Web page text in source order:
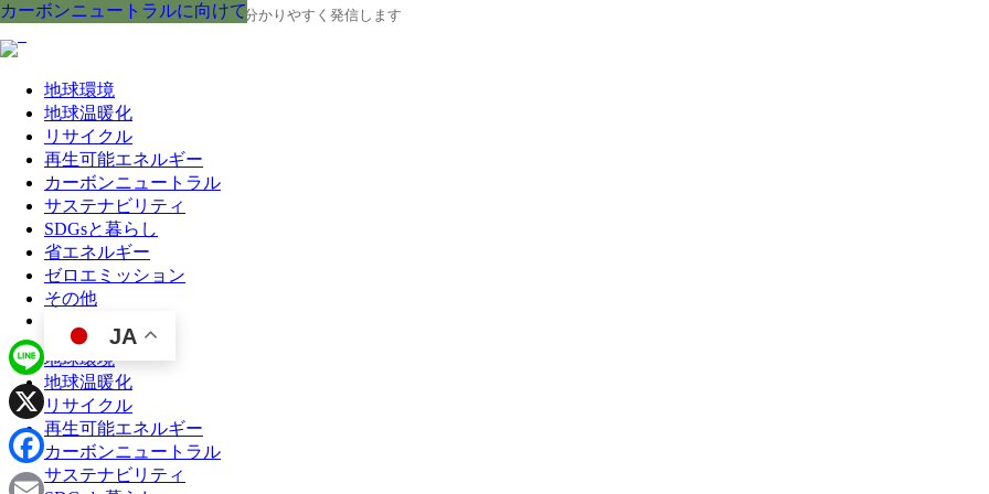
地球の今と未来に役立つ環境情報を、分かりやすく発信します
地球環境
地球温暖化
リサイクル
再生可能エネルギー
カーボンニュートラル
サステナビリティ
SDGsと暮らし
省エネルギー
ゼロエミッション
その他
JA
地球環境
地球温暖化
リサイクル
再生可能エネルギー
カーボンニュートラル
サステナビリティ
カーボンニュートラルに向けて
カーボンニュートラルに向けて
カーボンニュートラルに向けて
カーボンニュートラルに向けて
カーボンニュートラルに向けて
カーボンニュートラルに向けて
カーボンニュートラルに向けて
カーボンニュートラルに向けて
カーボンニュートラルに向けて
Line
X
Facebook